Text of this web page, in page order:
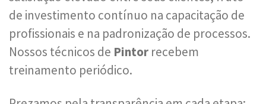
de investimento contínuo na capacitação de
profissionais e na padronização de processos.
Nossos técnicos de Pintor recebem
treinamento periódico.